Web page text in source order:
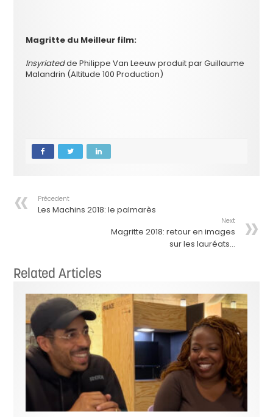
Magritte du Meilleur film:
Insyriatedde Philippe Van Leeuw produit par Guillaume
Malandrin (Altitude 100 Production)
Précedent
Les Machins 2018: le palmarès
Next
Magritte 2018: retour en images
sur les lauréats…
Related Articles